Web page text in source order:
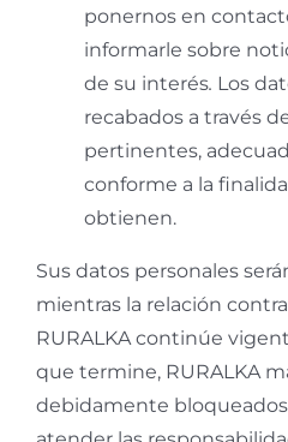
ponernos en
informarle sobre
de su interés. Los
recabados a través
pertinentes,
conforme a la
obtienen.
Sus datos personales
mientras la relación
RURALKA continúe
que termine, RURALKA
debidamente